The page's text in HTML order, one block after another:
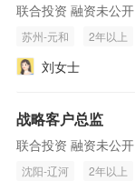
联合投资 融资未公开
苏州-元和 2年以上
刘女士
战略客户总监
联合投资 融资未公开
沈阳-辽河 2年以上